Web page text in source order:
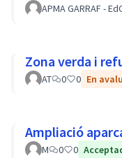
APMA GARRAF -
Zona verda i
AT 0 0 En
Ampliació
M 0 0